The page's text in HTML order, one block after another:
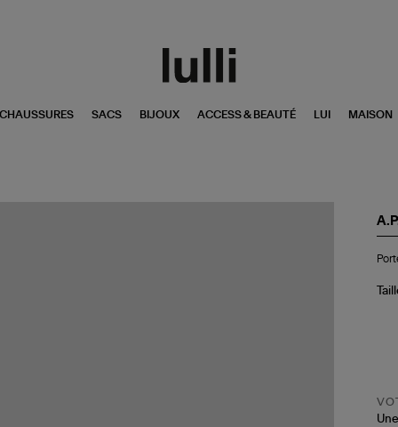
SACS BIJOUX ACCESS & BEAUTÉ LUI MAISON